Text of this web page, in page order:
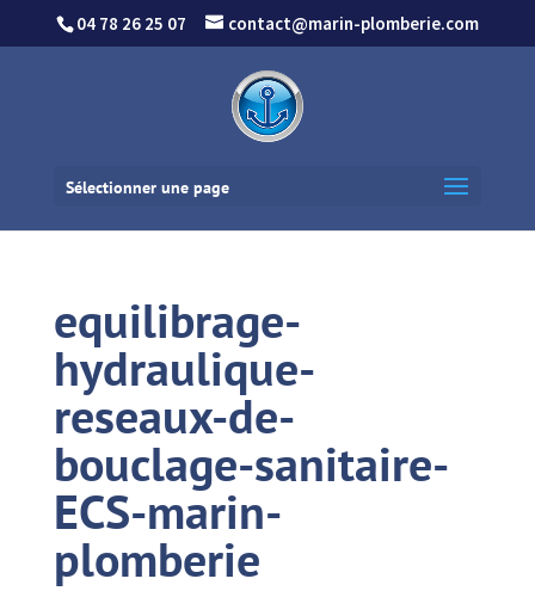
04 78 26 25 07 contact@marin-plomberie.com
Sélectionner une page
equilibrage-
hydraulique-
reseaux-de-
bouclage-sanitaire-
ECS-marin-
plomberie